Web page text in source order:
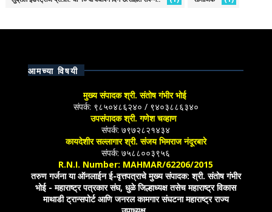
आमच्या विषयी
मुख्य संपादक श्री. संतोष गंभीर भोई
संपर्क: ९८५०४८६२४० / ९४०३८८६३४०
उपसंपादक श्री. गणेश चव्हाण
संपर्क: ७९७२८२१४३४
कायदेशीर सल्लागार श्री. संजय भिमराज नंदूरबारे
संपर्क: ७५८८००३९५६
R.N.I. Number: MAHMAR/62206/2015
तरुण गर्जना या ऑनलाईन ई-वृत्तपत्राचे मुख्य संपादक: श्री. संतोष गंभीर
भोई - महाराष्ट्र पत्रकार संघ, धुळे जिल्हाध्यक्ष तसेच महाराष्ट्र विकास
माथाडी ट्रान्सपोर्ट आणि जनरल कामगार संघटना महाराष्ट्र राज्य